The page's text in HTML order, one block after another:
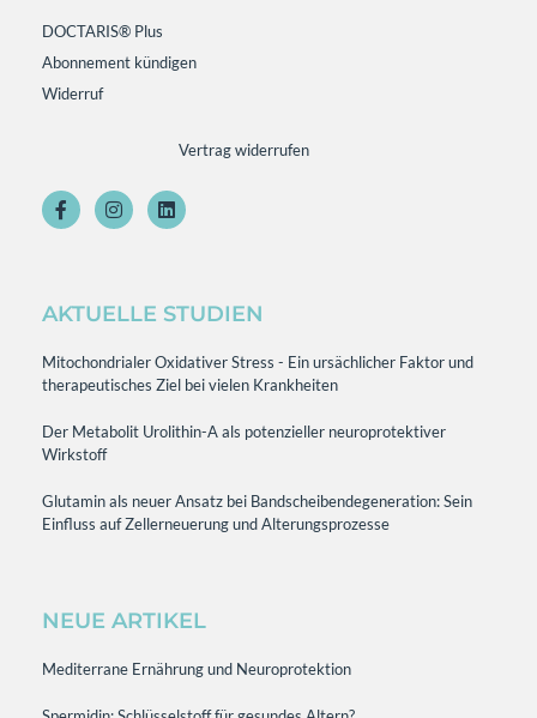
DOCTARIS® Plus
Abonnement kündigen
Widerruf
Vertrag widerrufen
AKTUELLE STUDIEN
Mitochondrialer Oxidativer Stress - Ein ursächlicher Faktor und
therapeutisches Ziel bei vielen Krankheiten
Der Metabolit Urolithin-A als potenzieller neuroprotektiver
Wirkstoff
Glutamin als neuer Ansatz bei Bandscheibendegeneration: Sein
Einfluss auf Zellerneuerung und Alterungsprozesse
NEUE ARTIKEL
Mediterrane Ernährung und Neuroprotektion